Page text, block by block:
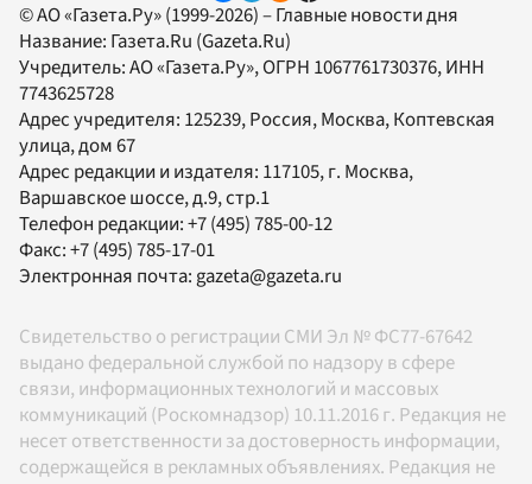
© АО «Газета.Ру» (1999-2026) – Главные новости дня
Название: Газета.Ru (Gazeta.Ru)
Учредитель:АО «Газета.Ру», ОГРН 1067761730376, ИНН
7743625728
Адрес учредителя: 125239, Россия, Москва, Коптевская
улица, дом 67
Адрес редакции и издателя: 117105, г. Москва,
Варшавское шоссе, д.9, стр.1
Телефон редакции:+7 (495) 785-00-12
Факс:+7 (495) 785-17-01
Электронная почта:gazeta@gazeta.ru
Свидетельство о регистрации СМИ Эл № ФС77-67642
выдано федеральной службой по надзору в сфере
связи, информационных технологий и массовых
коммуникаций (Роскомнадзор) 10.11.2016 г. Редакция не
несет ответственности за достоверность информации,
содержащейся в рекламных объявлениях. Редакция не